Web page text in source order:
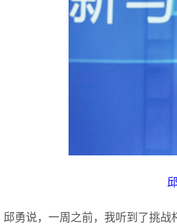
邱勇说，一周之前，我听到了挑